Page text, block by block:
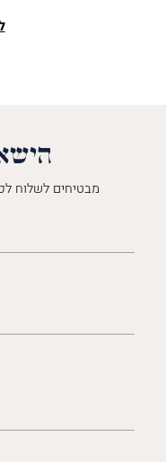
מבטיחים לשלוח